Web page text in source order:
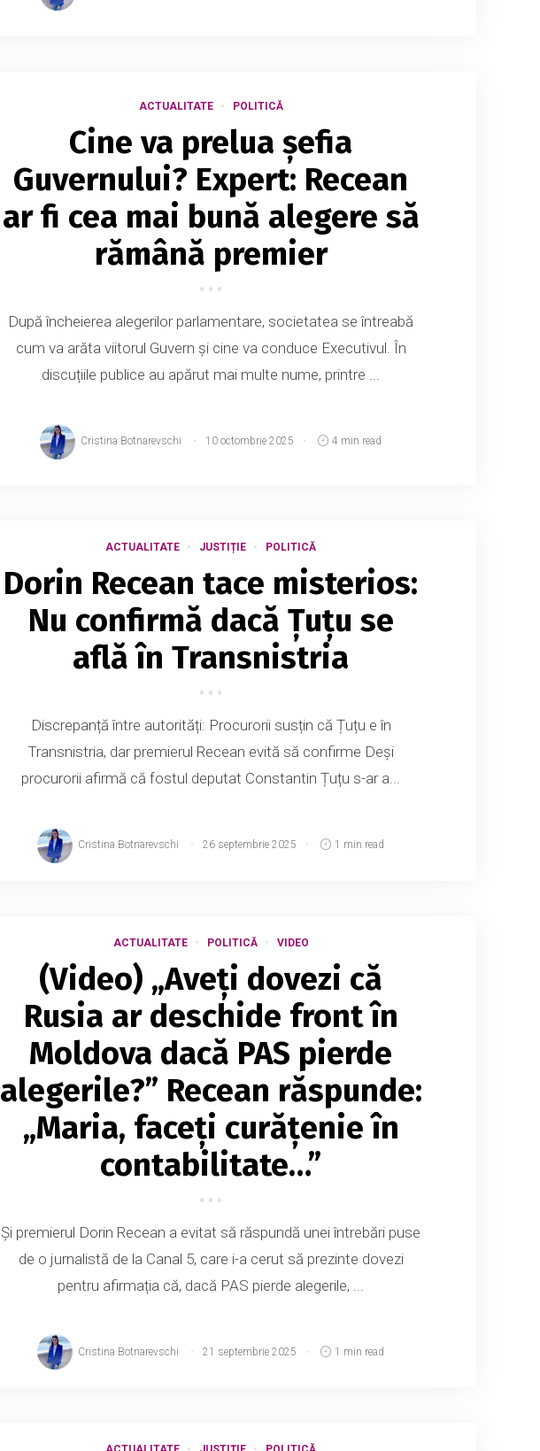
ACTUALITATE POLITICĂ
Cine va prelua șefia
Guvernului? Expert: Recean
ar fi cea mai bună alegere să
rămână premier
După încheierea alegerilor parlamentare, societatea se întreabă
cum va arăta viitorul Guvern și cine va conduce Executivul. În
discuțiile publice au apărut mai multe nume, printre ...
Cristina Botnarevschi 10 octombrie 2025 4 min read
ACTUALITATE JUSTIȚIE POLITICĂ
Dorin Recean tace misterios:
Nu confirmă dacă Țuțu se
află în Transnistria
Discrepanță între autorități: Procurorii susțin că Țuțu e în
Transnistria, dar premierul Recean evită să confirme Deși
procurorii afirmă că fostul deputat Constantin Țuțu s-ar a...
Cristina Botnarevschi 26 septembrie 2025 1 min read
ACTUALITATE POLITICĂ VIDEO
(Video) „Aveți dovezi că
Rusia ar deschide front în
Moldova dacă PAS pierde
alegerile?” Recean răspunde:
„Maria, faceți curățenie în
contabilitate…”
Și premierul Dorin Recean a evitat să răspundă unei întrebări puse
de o jurnalistă de la Canal 5, care i-a cerut să prezinte dovezi
pentru afirmația că, dacă PAS pierde alegerile, ...
Cristina Botnarevschi 21 septembrie 2025 1 min read